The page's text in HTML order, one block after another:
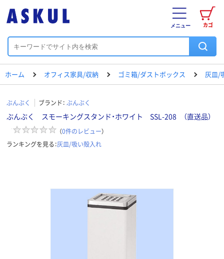
カゴ
メニュー
ホーム オフィス家具/収納 ゴミ箱/ダストボックス 灰皿/
ぶんぶく ブランド： ぶんぶく
ぶんぶく スモーキングスタンド・ホワイト SSL-208 （直送品）
（0件のレビュー）
ランキングを見る：灰皿/吸い殻入れ